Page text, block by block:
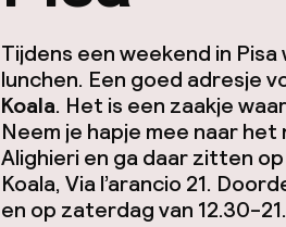
Tijdens een weekend in
lunchen. Een goed adresje
Koala. Het is een zaakje
Neem je hapje mee naar
Alighieri en ga daar zitten
Koala, Via l’arancio 21.
en op zaterdag van 12.30-